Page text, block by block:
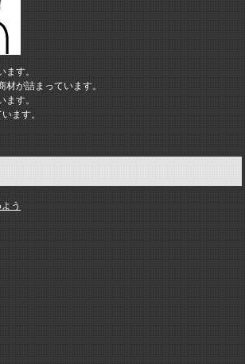
ます。
材が詰まっています。
ます。
ます。
う